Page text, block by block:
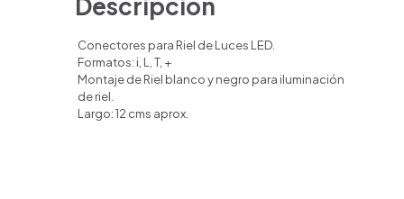
Descripción
Conectores para Riel de Luces LED.
Formatos: i, L, T, +
Montaje de Riel blanco y negro para iluminación
de riel.
Largo: 12 cms aprox.